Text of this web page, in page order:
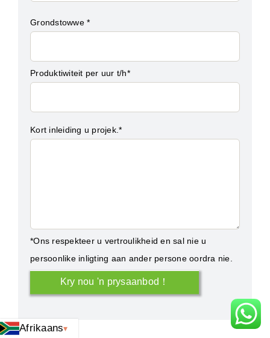
Grondstowwe *
Produktiwiteit per uur t/h*
Kort inleiding u projek.*
*Ons respekteer u vertroulikheid en sal nie u
persoonlike inligting aan ander persone oordra nie.
Afrikaans